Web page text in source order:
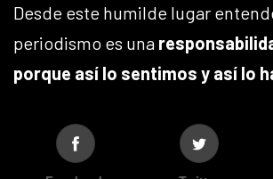
Desde este humilde lugar
periodismo es una
porque así lo sentimos y así lo